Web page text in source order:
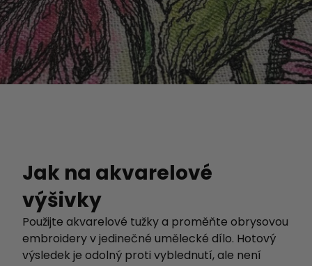
Jak na akvarelové
výšivky
Použijte akvarelové tužky a proměňte obrysovou
embroidery v jedinečné umělecké dílo. Hotový
výsledek je odolný proti vyblednutí, ale není